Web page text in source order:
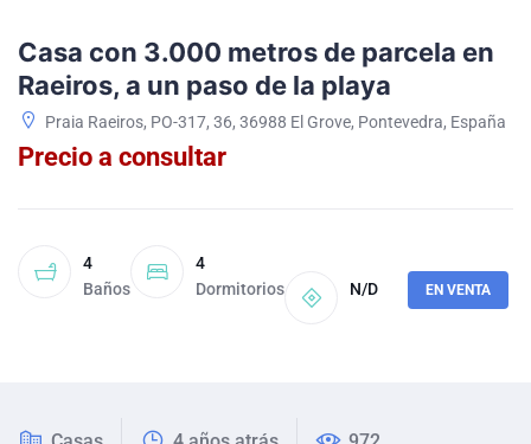
Casa con 3.000 metros de parcela en
Raeiros, a un paso de la playa
Praia Raeiros, PO-317, 36, 36988 El Grove, Pontevedra, España
Precio a consultar
4
Baños
4
Dormitorios
N/D EN VENTA